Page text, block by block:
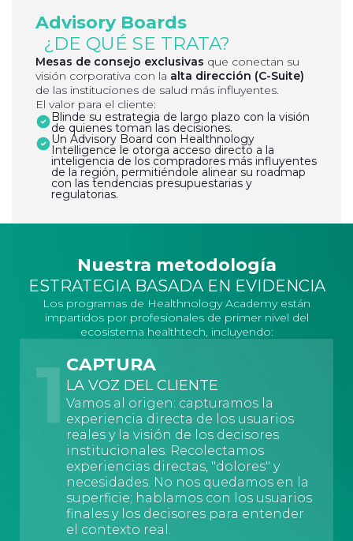
Advisory Boards
¿DE QUÉ SE TRATA?
Mesas de consejo exclusivas que conectan su
visión corporativa con la alta dirección (C-Suite)
de las instituciones de salud más influyentes.
El valor para el cliente:
Blinde su estrategia de largo plazo con la visión
de quienes toman las decisiones.
Un Advisory Board con Healthnology
Intelligence le otorga acceso directo a la
inteligencia de los compradores más influyentes
de la región, permitiéndole alinear su roadmap
con las tendencias presupuestarias y
regulatorias.
Nuestra metodología
ESTRATEGIA BASADA EN EVIDENCIA
Los programas de Healthnology Academy están
impartidos por profesionales de primer nivel del
ecosistema healthtech, incluyendo:
1 CAPTURA
LA VOZ DEL CLIENTE
Vamos al origen: capturamos la
experiencia directa de los usuarios
reales y la visión de los decisores
institucionales. Recolectamos
experiencias directas, "dolores" y
necesidades. No nos quedamos en la
superficie; hablamos con los usuarios
finales y los decisores para entender
el contexto real.